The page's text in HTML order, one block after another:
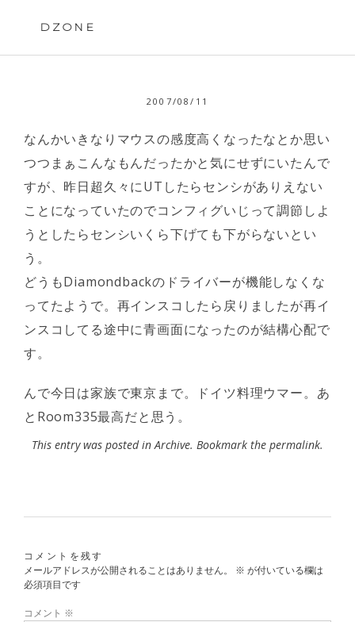
DZONE
2007/08/11
なんかいきなりマウスの感度高くなったなとか思い
つつまぁこんなもんだったかと気にせずにいたんで
すが、昨日超久々にUTしたらセンシがありえない
ことになっていたのでコンフィグいじって調節しよ
うとしたらセンシいくら下げても下がらないとい
う。
どうもDiamondbackのドライバーが機能しなくな
ってたようで。再インスコしたら戻りましたが再イ
ンスコしてる途中に青画面になったのが結構心配で
す。
んで今日は家族で東京まで。ドイツ料理ウマー。あ
とRoom335最高だと思う。
This entry was posted inArchive. Bookmark the permalink.
コメントを残す
メールアドレスが公開されることはありません。
※ が付いている欄は
必須項目です
コメント ※